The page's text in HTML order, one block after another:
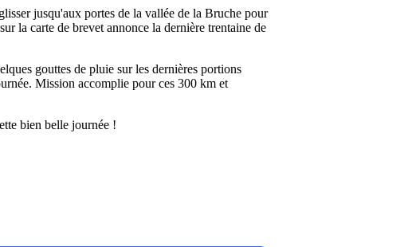
jusqu'aux portes de la vallée de la Bruche pour
la carte de brevet annonce la dernière trentaine de
gouttes de pluie sur les dernières portions
Mission accomplie pour ces 300 km et
bien belle journée !